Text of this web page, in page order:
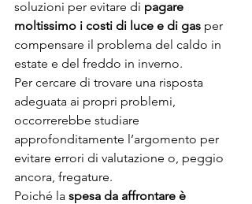
soluzioni per evitare di pagare
moltissimo i costi di luce e di gas per
compensare il problema del caldo in
estate e del freddo in inverno.
Per cercare di trovare una risposta
adeguata ai propri problemi,
occorrerebbe studiare
approfonditamente l’argomento per
evitare errori di valutazione o, peggio
ancora, fregature.
Poiché la spesa da affrontare è